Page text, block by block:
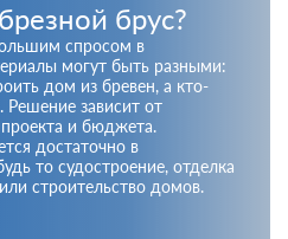
брус?
спросом в
могут быть разными:
дом из бревен, а кто-
Решение зависит от
и бюджета.
достаточно в
то судостроение, отделка
строительство домов.